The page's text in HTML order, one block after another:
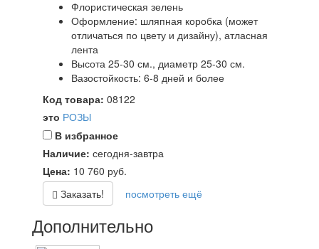
Флористическая зелень
Оформление: шляпная коробка (может
отличаться по цвету и дизайну), атласная
лента
Высота 25-30 см., диаметр 25-30 см.
Вазостойкость: 6-8 дней и более
Код товара: 08122
это РОЗЫ
В избранное
Наличие: сегодня-завтра
Цена: 10 760 руб.
Заказать!
посмотреть ещё
Дополнительно